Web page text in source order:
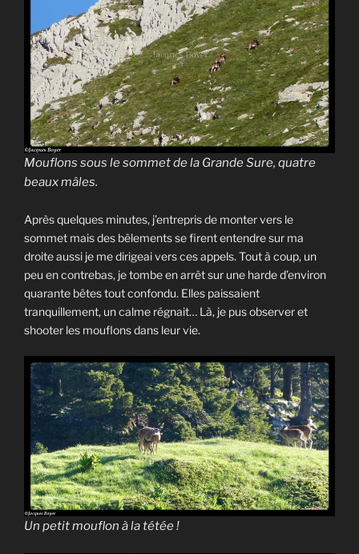
Mouflons sous le sommet de la Grande Sure, quatre
beaux mâles.
Après quelques minutes, j’entrepris de monter vers le
sommet mais des bêlements se firent entendre sur ma
droite aussi je me dirigeai vers ces appels. Tout à coup, un
peu en contrebas, je tombe en arrêt sur une harde d’environ
quarante bêtes tout confondu. Elles paissaient
tranquillement, un calme régnait… Là, je pus observer et
shooter les mouflons dans leur vie.
Un petit mouflon à la tétée !